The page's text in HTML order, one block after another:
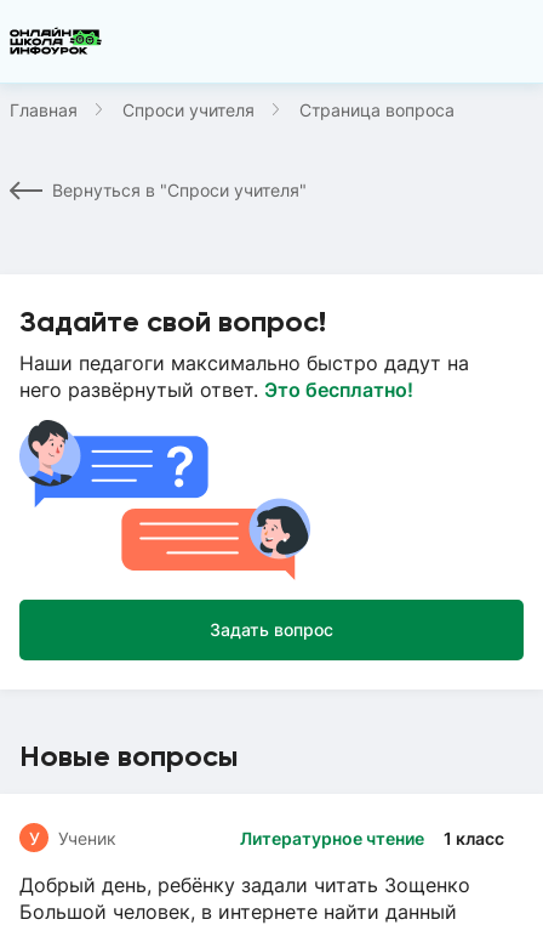
Главная Спроси учителя Страница вопроса
Вернуться в "Спроси учителя"
Задайте свой вопрос!
Наши педагоги максимально быстро дадут на
него развёрнутый ответ. Это бесплатно!
Задать вопрос
Новые вопросы
Литературное чтение 1 класс
У Ученик
Добрый день, ребёнку задали читать Зощенко
Большой человек, в интернете найти данный